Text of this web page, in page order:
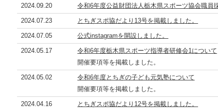
2024.09.20 令和6年度公益財団法人栃木県スポーツ協会職員
2024.07.23 とちぎスポ協だより13号を掲載しました。
2024.07.05 公式instagramを開設しました。
2024.05.17
令和6年度栃木県スポーツ指導者研修会1について
開催要項等を掲載しました。
2024.05.02
令和6年度とちぎの子ども元気塾について
開催要項等を掲載しました。
2024.04.16 とちぎスポ協だより12号を掲載しました。